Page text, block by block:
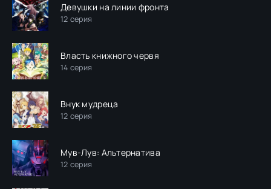
Девушки на линии фронта
12 серия
Власть книжного червя
14 серия
Внук мудреца
12 серия
Мув-Лув: Альтернатива
12 серия